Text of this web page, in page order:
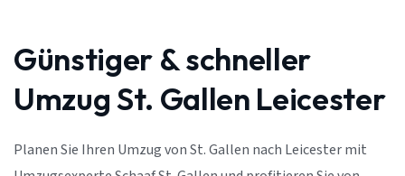
Günstiger & schneller
Umzug St. Gallen Leicester
Planen Sie Ihren Umzug von St. Gallen nach Leicester mit